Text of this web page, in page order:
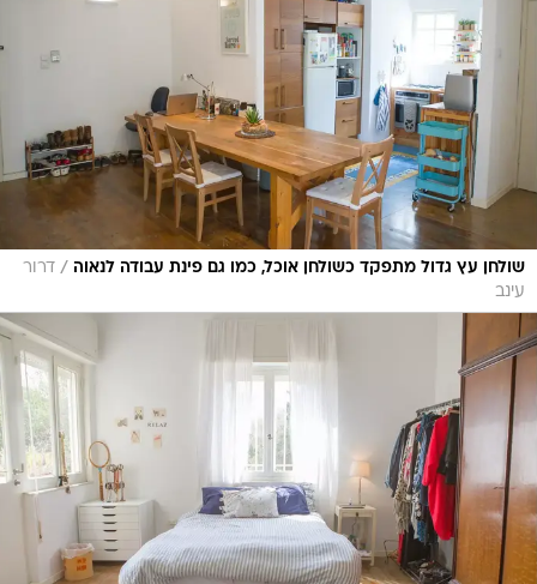
שולחן עץ גדול מתפקד כשולחן אוכל, כמו גם פינת עבודה לנאוה / דרור
עינב